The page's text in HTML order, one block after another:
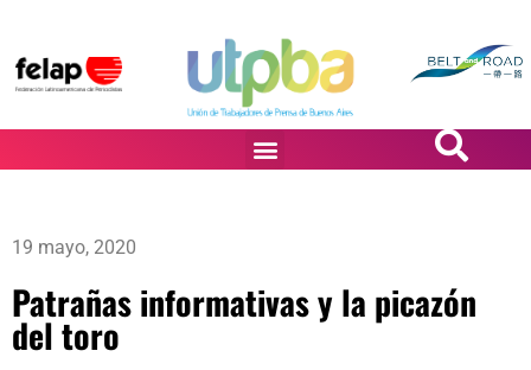
19 mayo, 2020
Patrañas informativas y la picazón
del toro